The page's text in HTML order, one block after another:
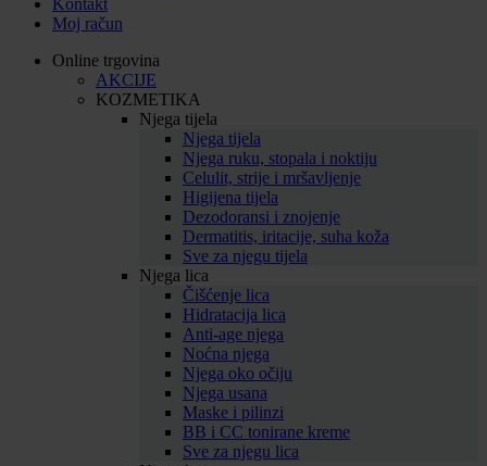
Kontakt
Moj račun
Online trgovina
AKCIJE
KOZMETIKA
Njega tijela
Njega tijela
Njega ruku, stopala i noktiju
Celulit, strije i mršavljenje
Higijena tijela
Dezodoransi i znojenje
Dermatitis, iritacije, suha koža
Sve za njegu tijela
Njega lica
Čišćenje lica
Hidratacija lica
Anti-age njega
Noćna njega
Njega oko očiju
Njega usana
Maske i pilinzi
BB i CC tonirane kreme
Sve za njegu lica